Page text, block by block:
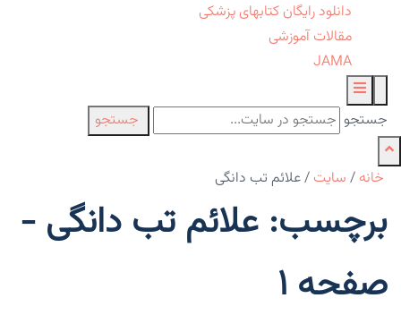
دانلود رایگان کتابهای پزشکی
مقالات آموزشی
JAMA
جستجو جستجو
خانه / سایت /علائم تب دانگی
برچسب: علائم تب دانگی -
صفحه 1